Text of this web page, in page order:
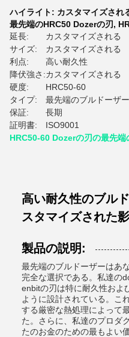
ハイライト: カスタマイズされ
最先端のHRC50 Dozerの刃,
延長:
カスタマイズされる
サイズ:
カスタマイズされる
利点:
高い耐久性
降伏強さ:カスタマイズされる
硬度:
HRC50-60
タイプ:
最先端のブルドーザー
保証:
長期
証明書:
ISO9001
HRC50-60 Dozerの刃の最先
高い耐久性のブル
スタマイズされた
製品の説明:
最先端のブルドーザーはあ
完全な選択である。私達の
enbitの刃は特に耐久性およ
ように設計されている。こ
する厳密な熱処理によって
た。さらに、私達のプロダ
たのお金のための最もよい